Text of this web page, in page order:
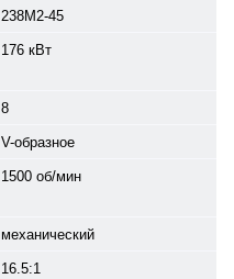
238М2-45
176 кВт
8
V-образное
1500 об/мин
механический
16.5:1